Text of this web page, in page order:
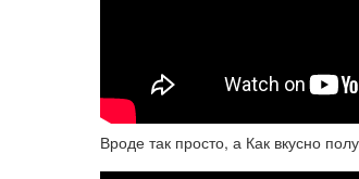
Вроде так просто, а Как вкусно